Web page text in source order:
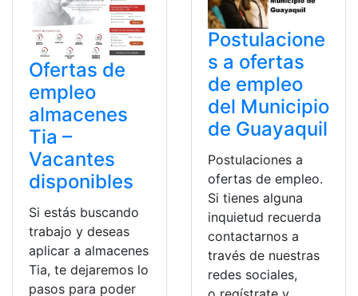
Ofertas de
empleo
almacenes
Tia –
Vacantes
disponibles
Si estás buscando
trabajo y deseas
aplicar a almacenes
Tia, te dejaremos lo
pasos para poder
Postulacione
s a ofertas
de empleo
del Municipio
de Guayaquil
Postulaciones a
ofertas de empleo.
Si tienes alguna
inquietud recuerda
contactarnos a
través de nuestras
redes sociales,